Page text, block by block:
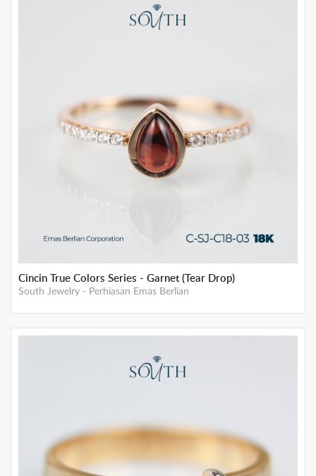
Cincin True Colors Series - Garnet (Tear Drop)
South Jewelry - Perhiasan Emas Berlian